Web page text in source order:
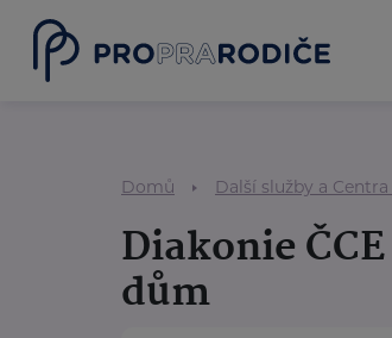
Domů Další služby a
Diakonie
dům